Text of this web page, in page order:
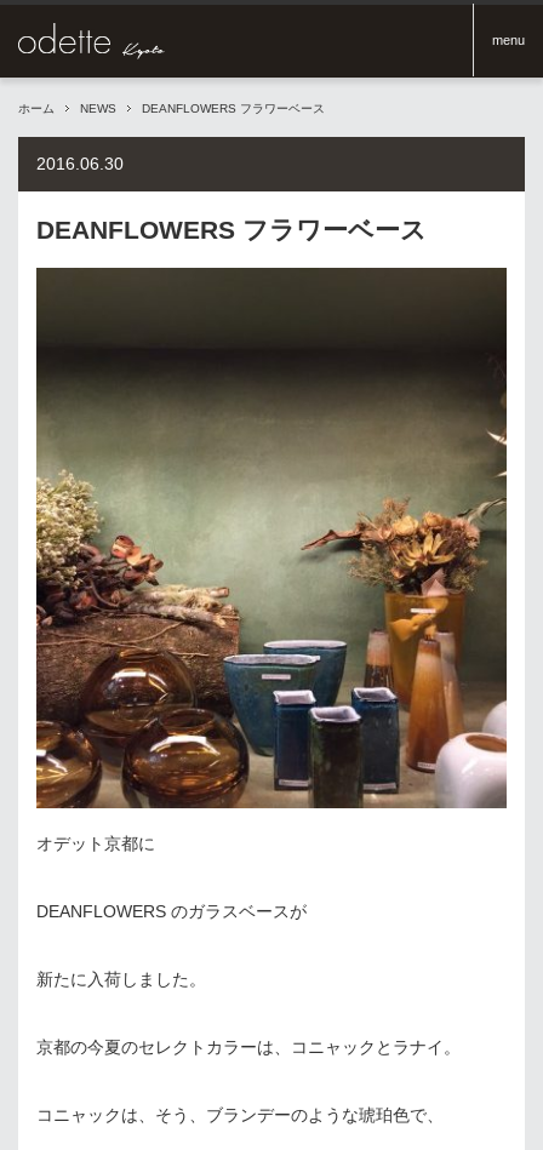
menu
ホーム NEWS DEANFLOWERS フラワーベース
2016.06.30
DEANFLOWERS フラワーベース
オデット京都に
DEANFLOWERS のガラスベースが
新たに入荷しました。
京都の今夏のセレクトカラーは、コニャックとラナイ。
コニャックは、そう、ブランデーのような琥珀色で、